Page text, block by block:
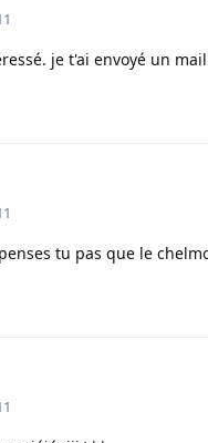
je t'ai envoyé un
tu pas que le